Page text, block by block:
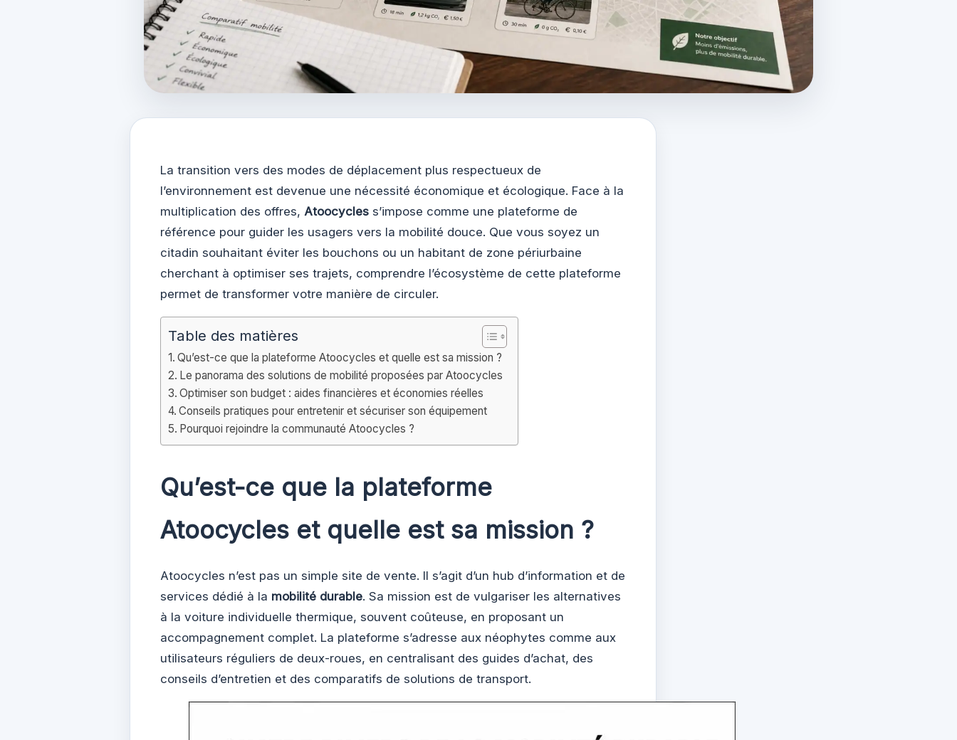
La transition vers des modes de déplacement plus respectueux de
l’environnement est devenue une nécessité économique et écologique. Face à la
multiplication des offres, Atoocycles s’impose comme une plateforme de
référence pour guider les usagers vers la mobilité douce. Que vous soyez un
citadin souhaitant éviter les bouchons ou un habitant de zone périurbaine
cherchant à optimiser ses trajets, comprendre l’écosystème de cette plateforme
permet de transformer votre manière de circuler.
Table des matières
Qu’est-ce que la plateforme Atoocycles et quelle est sa mission ?
Le panorama des solutions de mobilité proposées par Atoocycles
Optimiser son budget : aides financières et économies réelles
Conseils pratiques pour entretenir et sécuriser son équipement
Pourquoi rejoindre la communauté Atoocycles ?
Qu’est-ce que la plateforme
Atoocycles et quelle est sa mission ?
Atoocycles n’est pas un simple site de vente. Il s’agit d’un hub d’information et de
services dédié à la mobilité durable. Sa mission est de vulgariser les alternatives
à la voiture individuelle thermique, souvent coûteuse, en proposant un
accompagnement complet. La plateforme s’adresse aux néophytes comme aux
utilisateurs réguliers de deux-roues, en centralisant des guides d’achat, des
conseils d’entretien et des comparatifs de solutions de transport.